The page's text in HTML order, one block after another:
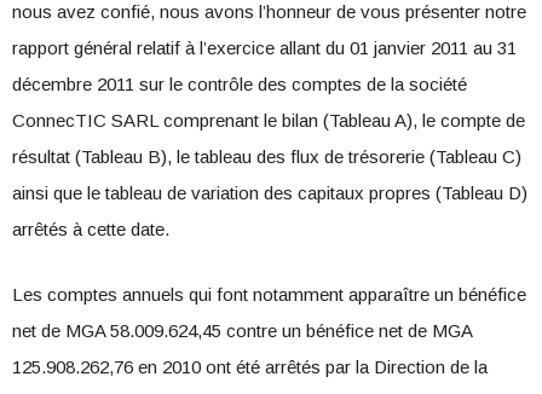
nous avez confié, nous avons l’honneur de vous présenter notre
rapport général relatif à l’exercice allant du 01 janvier 2011 au 31
décembre 2011 sur le contrôle des comptes de la société
ConnecTIC SARL comprenant le bilan (Tableau A), le compte de
résultat (Tableau B), le tableau des flux de trésorerie (Tableau C)
ainsi que le tableau de variation des capitaux propres (Tableau D)
arrêtés à cette date.
Les comptes annuels qui font notamment apparaître un bénéfice
net de MGA 58.009.624,45 contre un bénéfice net de MGA
125.908.262,76 en 2010 ont été arrêtés par la Direction de la